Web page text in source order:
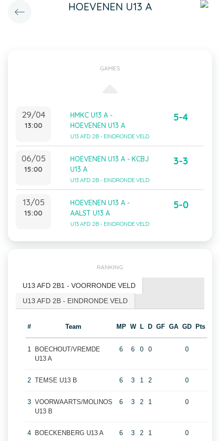
HOEVENEN U13 A
GAMES
29/04
13:00
HMKC U13 A -
HOEVENEN U13 A
U13 AFD 2B - EINDRONDE VELD
5-4
06/05
15:00
HOEVENEN U13 A - KCBJ
U13 A
U13 AFD 2B - EINDRONDE VELD
3-3
13/05
15:00
HOEVENEN U13 A -
AALST U13 A
U13 AFD 2B - EINDRONDE VELD
5-0
RANKING
U13 AFD 2B1 - VOORRONDE VELD
U13 AFD 2B - EINDRONDE VELD
# Team MP W L D GF GA GD Pts
1
BOECHOUT/VREMDE
U13 A
6 6 0 0 0
2 TEMSE U13 B 6 3 1 2 0
3 VOORWAARTS/MOLINOS
U13 B
6 3 2 1 0
4 BOECKENBERG U13 A 6 3 2 1 0